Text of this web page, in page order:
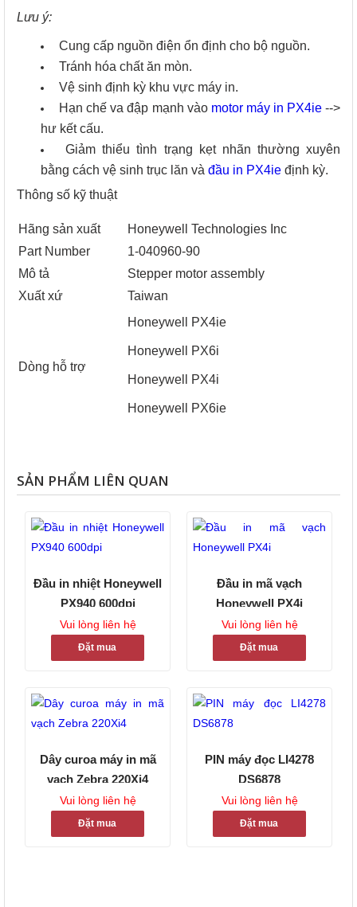
Lưu ý:
Cung cấp nguồn điện ổn định cho bộ nguồn.
Tránh hóa chất ăn mòn.
Vệ sinh định kỳ khu vực máy in.
Hạn chế va đập mạnh vào motor máy in PX4ie-->
hư kết cấu.
Giảm thiểu tình trạng kẹt nhãn thường xuyên
bằng cách vệ sinh trục lăn và đầu in PX4ie định kỳ.
Thông số kỹ thuật
Hãng sản xuất
Honeywell Technologies Inc
Part Number
1-040960-90
Mô tả
Stepper motor assembly
Xuất xứ
Taiwan
Dòng hỗ trợ
Honeywell PX4ie
Honeywell PX6i
Honeywell PX4i
Honeywell PX6ie
SẢN PHẨM LIÊN QUAN
Đầu in nhiệt Honeywell
PX940 600dpi
Vui lòng liên hệ
Đặt mua
Đầu in mã vạch
Honeywell PX4i
Vui lòng liên hệ
Đặt mua
Dây curoa máy in mã
vạch Zebra 220Xi4
Vui lòng liên hệ
Đặt mua
PIN máy đọc LI4278
DS6878
Vui lòng liên hệ
Đặt mua